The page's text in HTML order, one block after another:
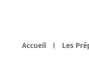
Accueil Les